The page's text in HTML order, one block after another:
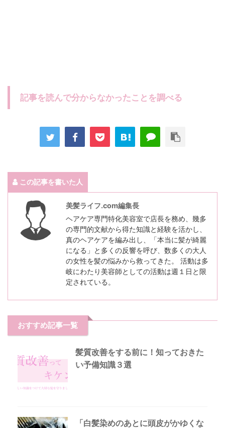
記事を読んで分からなかったことを調べる
この記事を書いた人
美髪ライフ.com編集長
ヘアケア専門特化美容室で店長を務め、幾多
の専門的文献から得た知識と経験を活かし、
真のヘアケアを編み出し、「本当に髪が綺麗
になる」と多くの反響を呼び、数多くの大人
の女性を髪の悩みから救ってきた。 活動は多
岐にわたり美容師としての活動は週１日と限
定されている。
おすすめ記事一覧
髪質改善をする前に！知っておきた
い予備知識３選
「白髪染めのあとに頭皮がかゆくな